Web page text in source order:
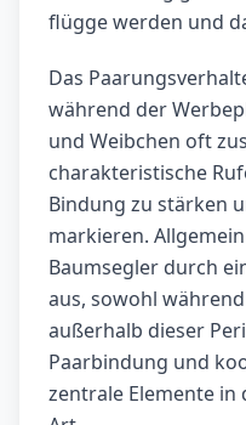
flügge werden und
Das
während der
und Weibchen oft
charakteristische
Bindung zu stärken
markieren.
Baumsegler durch
aus, sowohl
außerhalb dieser
Paarbindung und
zentrale Elemente